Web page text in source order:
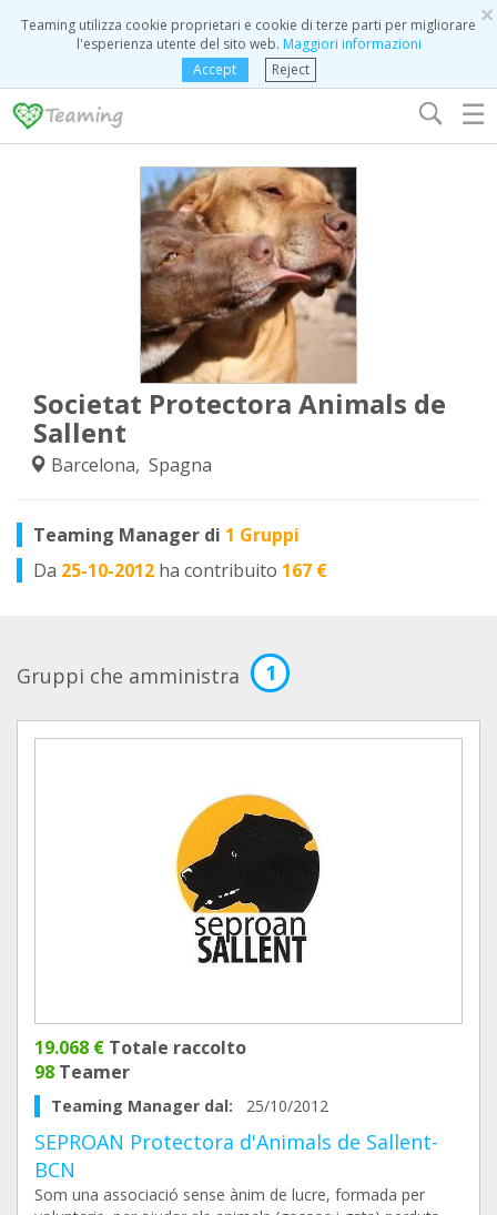
×
Teaming utilizza cookie proprietari e cookie di terze parti per migliorare
l'esperienza utente del sito web. Maggiori informazioni
Accept
Reject
☰
Societat Protectora Animals de
Sallent
Barcelona, Spagna
Teaming Manager di 1 Gruppi
Da 25-10-2012 ha contribuito 167 €
Gruppi che amministra 1
19.068 € Totale raccolto
98 Teamer
Teaming Manager dal: 25/10/2012
SEPROAN Protectora d'Animals de Sallent-
BCN
Som una associació sense ànim de lucre, formada per